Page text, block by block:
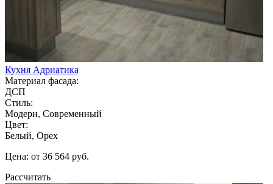
Кухня Адриатика
Материал фасада:
ДСП
Стиль:
Модерн, Современный
Цвет:
Белый, Орех
Цена: от 36 564 руб.
Рассчитать